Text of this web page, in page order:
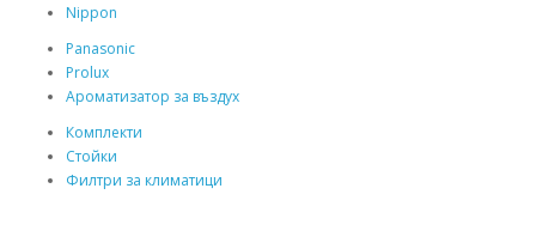
Nippon
Panasonic
Prolux
Ароматизатор за въздух
Комплекти
Стойки
Филтри за климатици